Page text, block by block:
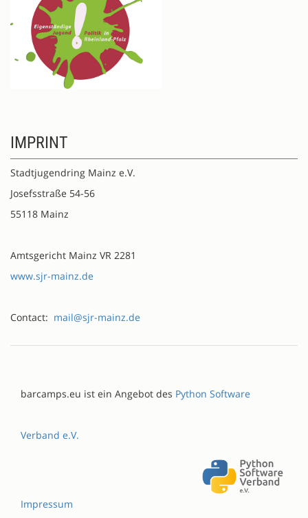
IMPRINT
Stadtjugendring Mainz e.V.
Josefsstraße 54-56
55118 Mainz
Amtsgericht Mainz VR 2281
www.sjr-mainz.de
Contact: mail@sjr-mainz.de
barcamps.eu ist ein Angebot des Python Software
Verband e.V.
Impressum